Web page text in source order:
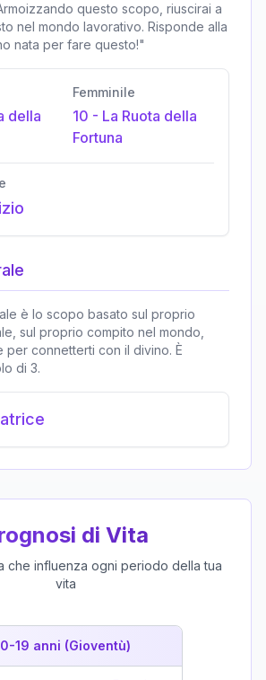
questo scopo, riuscirai a
nel mondo lavorativo. Risponde alla
nata per fare questo!"
della
Femminile
10 - La Ruota della
Fortuna
è lo scopo basato sul proprio
sul proprio compito nel mondo,
per connetterti con il divino. È
di 3.
di Vita
che influenza ogni periodo della tua
vita
0-19 anni (Gioventù)